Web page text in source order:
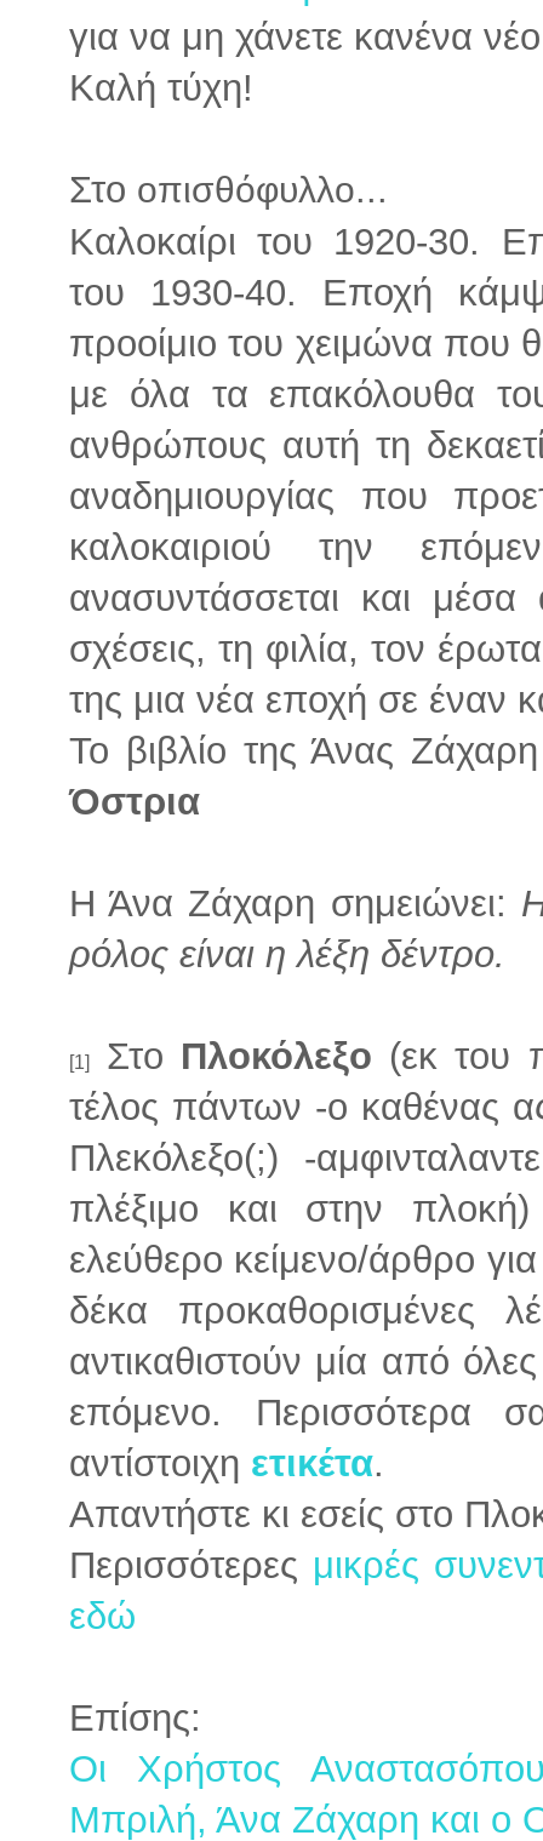
για να μη χάνετε κανένα
Καλή τύχη!
Στο οπισθόφυλλο...
Καλοκαίρι του 1920-30.
του 1930-40. Εποχή
προοίμιο του χειμώνα που
με όλα τα επακόλουθα
ανθρώπους αυτή τη
αναδημιουργίας που
καλοκαιριού την
ανασυντάσσεται και
σχέσεις, τη φιλία, τον
της μια νέα εποχή σε έναν
Το βιβλίο της Άνας
Όστρια
Η Άνα Ζάχαρη σημειώνει:
ρόλος είναι η λέξη δέντρο.
[1] Στο Πλοκόλεξο (εκ του
τέλος πάντων -ο καθένας
Πλεκόλεξο(;) -
πλέξιμο και στην
ελεύθερο κείμενο/άρθρο
δέκα προκαθορισμένες
αντικαθιστούν μία από
επόμενο. Περισσότερα
αντίστοιχη ετικέτα.
Απαντήστε κι εσείς στο
Περισσότερες μικρές
εδώ
Επίσης:
Οι Χρήστος
Μπριλή, Άνα Ζάχαρη και ο